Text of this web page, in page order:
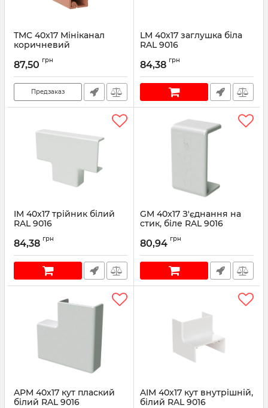
TMC 40x17 Мініканал
коричневий
87,50 грн
Предзаказ
LM 40x17 заглушка біла
RAL 9016
84,38 грн
IM 40x17 трійник білий
RAL 9016
84,38 грн
GM 40x17 З'єднання на
стик, біле RAL 9016
80,94 грн
APM 40x17 кут плаский
білий RAL 9016
AIM 40x17 кут внутрішній,
білий RAL 9016